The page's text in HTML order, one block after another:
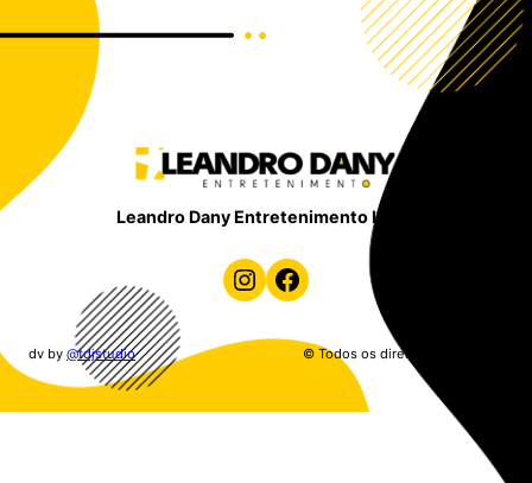
Leandro Dany Entretenimento LTDA
Instagram Facebook
dv by @tdjstudio © Todos os direitos reservados